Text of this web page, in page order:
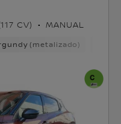
CV) MANUAL
(metalizado)